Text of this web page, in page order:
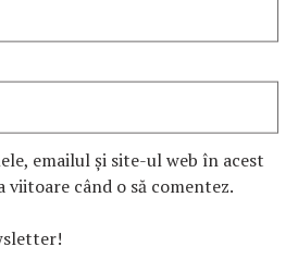
emailul și site-ul web în acest
când o să comentez.